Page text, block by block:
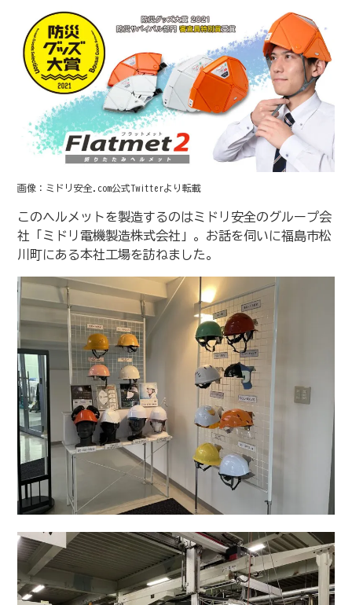
画像：ミドリ安全.com公式Twitterより転載
このヘルメットを製造するのはミドリ安全のグループ会
社「ミドリ電機製造株式会社」。お話を伺いに福島市松
川町にある本社工場を訪ねました。